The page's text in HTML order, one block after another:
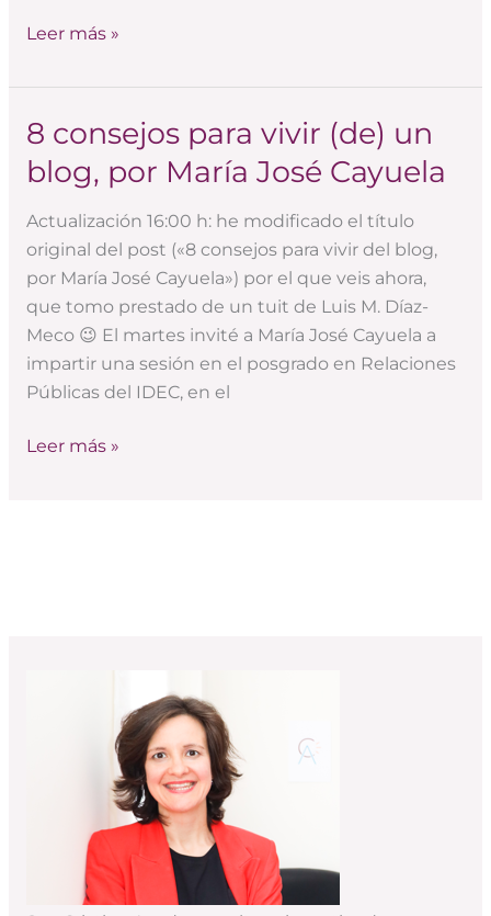
Leer más »
8 consejos para vivir (de) un
blog, por María José Cayuela
Actualización 16:00 h: he modificado el título
original del post («8 consejos para vivir del blog,
por María José Cayuela») por el que veis ahora,
que tomo prestado de un tuit de Luis M. Díaz-
Meco 😉 El martes invité a María José Cayuela a
impartir una sesión en el posgrado en Relaciones
Públicas del IDEC, en el
8
para
vivir
(de)
blog,
por
María
José
Leer más »